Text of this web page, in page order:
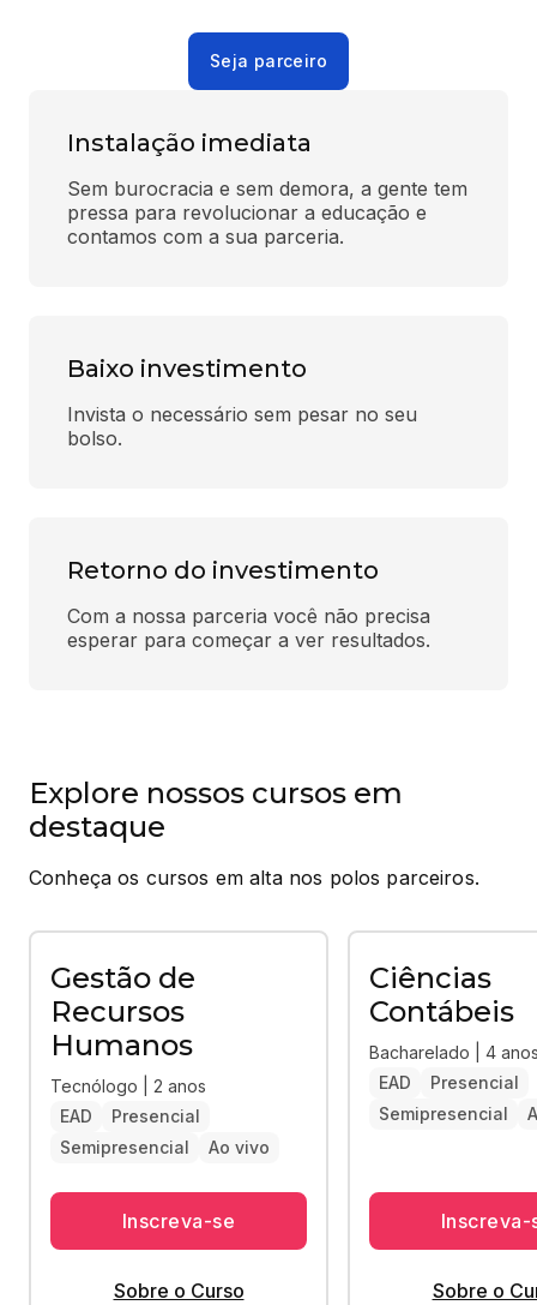
Seja parceiro
Instalação imediata
Sem burocracia e sem demora, a gente tem
pressa para revolucionar a educação e
contamos com a sua parceria.
Baixo investimento
Invista o necessário sem pesar no seu
bolso.
Retorno do investimento
Com a nossa parceria você não precisa
esperar para começar a ver resultados.
Explore nossos cursos em
destaque
Conheça os cursos em alta nos polos parceiros.
Gestão de
Recursos
Humanos
Tecnólogo | 2 anos
EAD
Presencial
Semipresencial
Ao vivo
Inscreva-se
Sobre o Curso
Ciências
Contábeis
Bacharelado | 4
EAD
Presencial
Semipresencial
Inscreva-
Sobre o